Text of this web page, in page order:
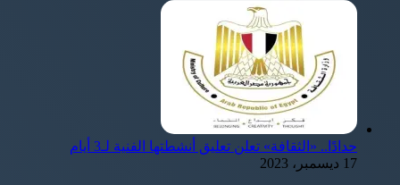
حدادًا.. «الثقافة» تعلن تعليق أنشطتها الفنية لـ3 أيام
17 ديسمبر، 2023